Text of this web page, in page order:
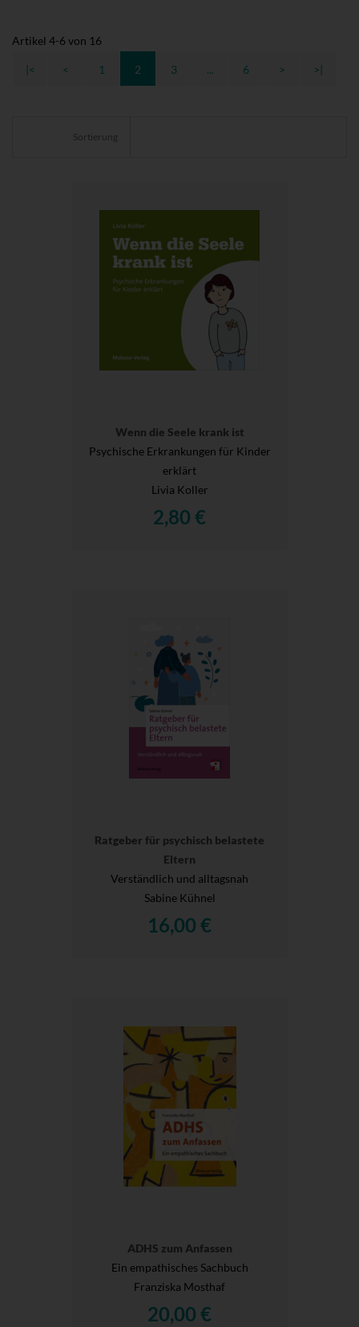
Artikel 4-6 von 16
|< < 1 2 3 ... 6 > >|
Sortierung
Wenn die Seele krank ist
Psychische Erkrankungen für Kinder
erklärt
Livia Koller
2,80 €
Ratgeber für psychisch belastete
Eltern
Verständlich und alltagsnah
Sabine Kühnel
16,00 €
ADHS zum Anfassen
Ein empathisches Sachbuch
Franziska Mosthaf
20,00 €